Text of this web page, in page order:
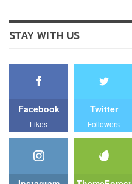
STAY WITH US
Facebook
Likes
Twitter
Followers